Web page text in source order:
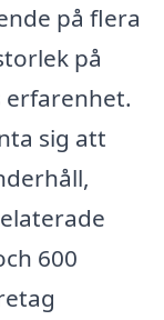
på flera
på
erfarenhet.
sig att
600